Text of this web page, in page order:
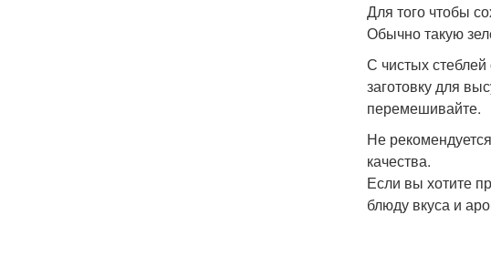
Для того чтобы
Обычно такую
С чистых
заготовку для
перемешивайте.
Не
качества.
Если вы хотите
блюду вкуса и